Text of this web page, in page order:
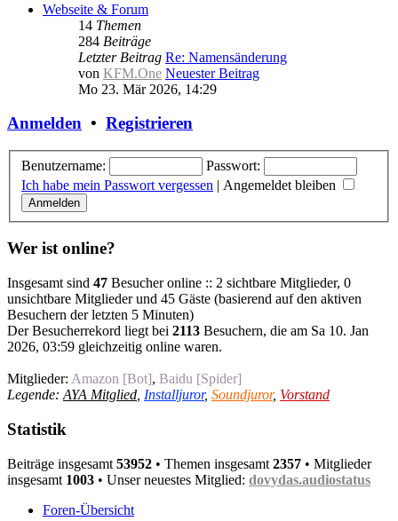
Webseite & Forum
14 Themen
284 Beiträge
Letzter Beitrag Re: Namensänderung
von KFM.One Neuester Beitrag
Mo 23. Mär 2026, 14:29
Anmelden • Registrieren
Benutzername:
Passwort:
Ich habe mein Passwort vergessen | Angemeldet bleiben
Wer ist online?
Insgesamt sind 47 Besucher online :: 2 sichtbare Mitglieder, 0
unsichtbare Mitglieder und 45 Gäste (basierend auf den aktiven
Besuchern der letzten 5 Minuten)
Der Besucherrekord liegt bei 2113 Besuchern, die am Sa 10. Jan
2026, 03:59 gleichzeitig online waren.
Mitglieder: Amazon [Bot], Baidu [Spider]
Legende: AYA Mitglied Installjuror, Soundjuror, Vorstand
Statistik
Beiträge insgesamt 53952 • Themen insgesamt 2357 • Mitglieder
insgesamt 1003 • Unser neuestes Mitglied: dovydas.audiostatus
Foren-Übersicht